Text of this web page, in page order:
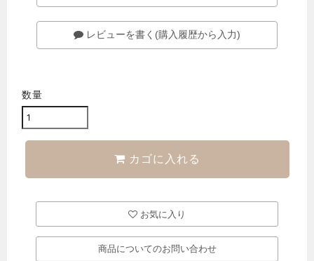
レビューを書く(購入履歴から入力)
数量
カゴに入れる
お気に入り
商品についてのお問い合わせ